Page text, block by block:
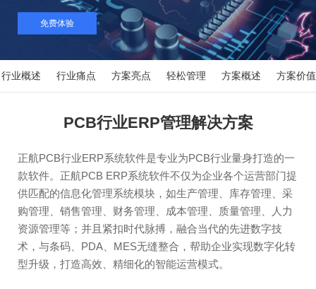
免费体验
行业概述 行业痛点 方案亮点 轻松管理 方案概述 方案价值
PCB行业ERP管理解决方案
正航PCB行业ERP系统软件是专业为PCB行业量身打造的一
款软件。正航PCB ERP系统软件不仅为企业各个运营部门提
供匹配的信息化管理系统模块，如生产管理、库存管理、采
购管理、销售管理、财务管理、成本管理、质量管理、人力
资源管理等；并且紧扣时代脉搏，融合当代的先进数字技
术，与条码、PDA、MES无缝整合，帮助企业实现数字化转
型升级，打造高效、精细化的智能运营模式。